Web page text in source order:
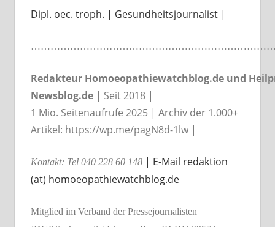
Dipl. oec. troph. | Gesundheitsjournalist |
Redakteur Homoeopathiewatchblog.de und
Newsblog.de | Seit 2018 |
1 Mio. Seitenaufrufe 2025 | Archiv der 1.000+
Artikel: https://wp.me/pagN8d-1lw |
Kontakt: Tel 040 228 60 148 | E-Mail redaktion
(at) homoeopathiewatchblog.de
Mitglied im Verband der Pressejournalisten